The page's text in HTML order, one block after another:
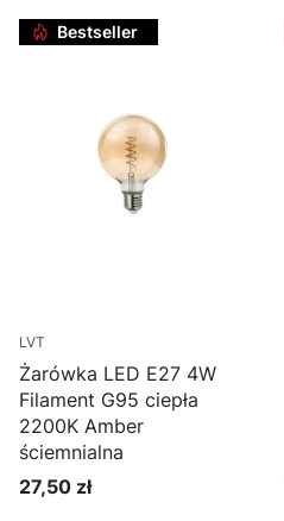
Bestseller
LVT
Żarówka LED E27 4W
Filament G95 ciepła
2200K Amber
ściemnialna
Cena
27,50 zł